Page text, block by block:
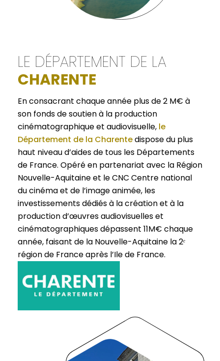
LE DÉPARTEMENT DE LA
CHARENTE
En consacrant chaque année plus de 2 M€ à
son fonds de soutien à la production
cinématographique et audiovisuelle, le
Département de la Charentedispose du plus
haut niveau d’aides de tous les Départements
de France. Opéré en partenariat avec la Région
Nouvelle-Aquitaine et le CNC Centre national
du cinéma et de l’image animée, les
investissements dédiés à la création et à la
production d’œuvres audiovisuelles et
cinématographiques dépassent 11M€ chaque
année, faisant de la Nouvelle-Aquitaine la 2ᵉ
région de France après l’Ile de France.